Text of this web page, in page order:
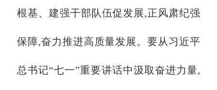
根基、建强干部队伍促发展,正风肃纪强
保障,奋力推进高质量发展。要从习近平
总书记“七一”重要讲话中汲取奋进力量,